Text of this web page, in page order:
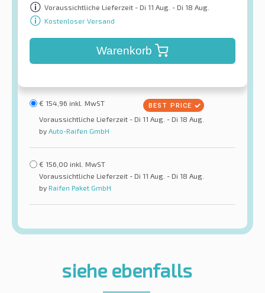
Voraussichtliche Lieferzeit - Di 11 Aug. - Di 18 Aug.
Kostenloser Versand
Warenkorb
€ 154,96 inkl. MwST
Voraussichtliche Lieferzeit - Di 11 Aug. - Di 18 Aug.
by Auto-Raifen GmbH
€ 156,00 inkl. MwST
Voraussichtliche Lieferzeit - Di 11 Aug. - Di 18 Aug.
by Raifen Paket GmbH
siehe ebenfalls